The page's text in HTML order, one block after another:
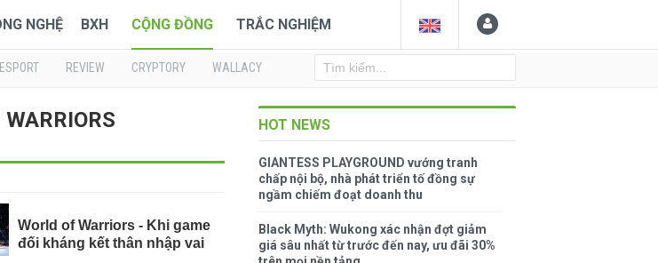
NGHỆ BXH CỘNG ĐỒNG TRẮC NGHIỆM
ESPORT REVIEW CRYPTORY WALLACY
World of Warriors - Khi game
đối kháng kết thân nhập vai
HOT NEWS
GIANTESS PLAYGROUND vướng tranh
chấp nội bộ, nhà phát triển tố đồng sự
ngầm chiếm đoạt doanh thu
Black Myth: Wukong xác nhận đợt giảm
giá sâu nhất từ trước đến nay, ưu đãi 30%